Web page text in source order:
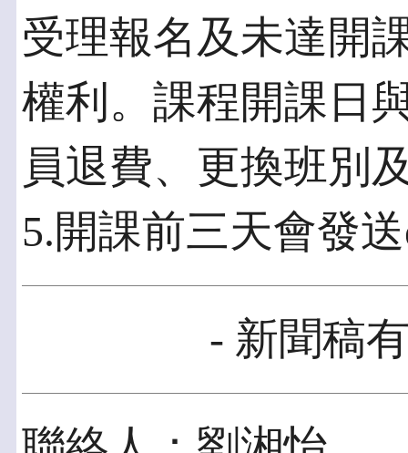
受理報名及未達開
權利。課程開課日
員退費、更換班別
5.開課前三天會發
- 新聞稿